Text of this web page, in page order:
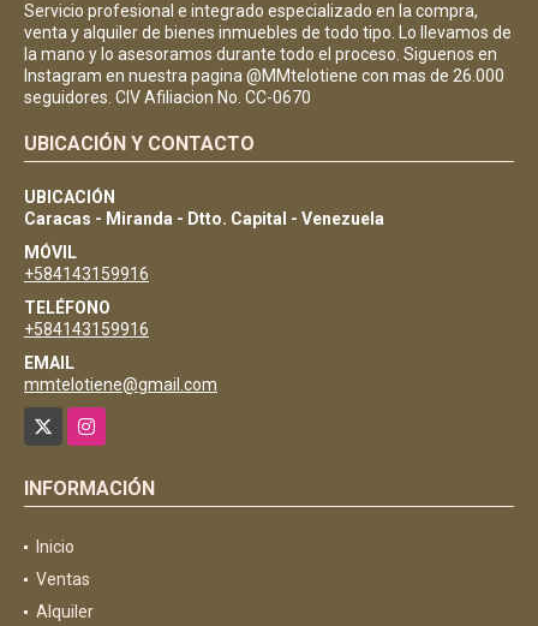
Servicio profesional e integrado especializado en la compra,
venta y alquiler de bienes inmuebles de todo tipo. Lo llevamos de
la mano y lo asesoramos durante todo el proceso. Siguenos en
Instagram en nuestra pagina @MMtelotiene con mas de 26.000
seguidores. CIV Afiliacion No. CC-0670
UBICACIÓN Y CONTACTO
UBICACIÓN
Caracas - Miranda - Dtto. Capital - Venezuela
MÓVIL
+584143159916
TELÉFONO
+584143159916
EMAIL
mmtelotiene@gmail.com
Instagram
INFORMACIÓN
Inicio
Ventas
Alquiler